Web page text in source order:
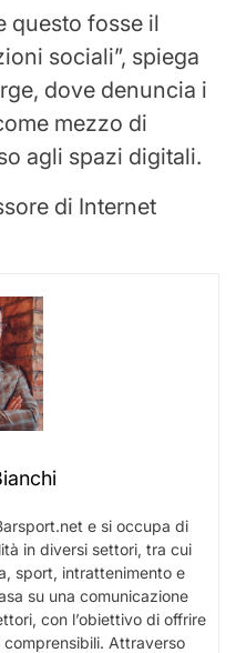
questo fosse il
sociali”, spiega
dove denuncia i
mezzo di
agli spazi digitali.
di Internet
e si occupa di
in diversi settori, tra cui
sport, intrattenimento e
su una comunicazione
con l’obiettivo di offrire
Attraverso